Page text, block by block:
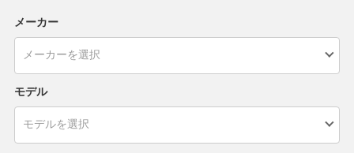
メーカー
モデル